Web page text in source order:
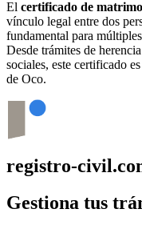
El certificado de
vínculo legal entre dos
fundamental para
Desde trámites de
sociales, este certificado
de Oco.
registro-
Gestiona tus